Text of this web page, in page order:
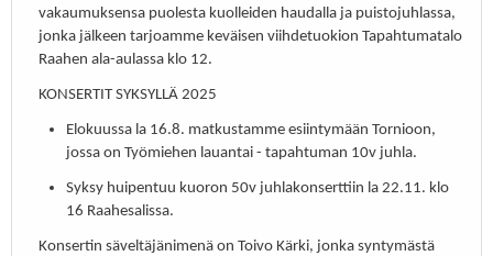
vakaumuksensa puolesta kuolleiden haudalla ja puistojuhlassa,
jonka jälkeen tarjoamme keväisen viihdetuokion Tapahtumatalo
Raahen ala-aulassa klo 12.
KONSERTIT SYKSYLLÄ 2025
Elokuussa la 16.8. matkustamme esiintymään Tornioon,
jossa on Työmiehen lauantai - tapahtuman 10v juhla.
Syksy huipentuu kuoron 50v juhlakonserttiin la 22.11. klo
16 Raahesalissa.
Konsertin säveltäjänimenä on Toivo Kärki, jonka syntymästä